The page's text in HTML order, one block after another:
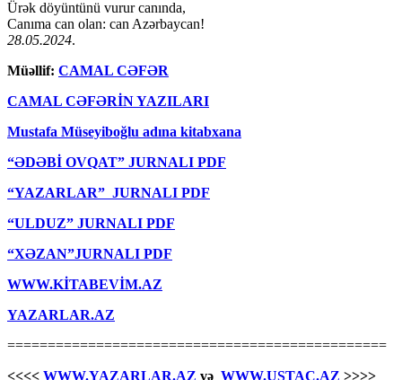
Ürək döyüntünü vurur canında,
Canıma can olan: can Azərbaycan!
28.05.2024.
Müəllif: CAMAL CƏFƏR
CAMAL CƏFƏRİN YAZILARI
Mustafa Müseyiboğlu adına kitabxana
“ƏDƏBİ OVQAT” JURNALI PDF
“YAZARLAR” JURNALI PDF
“ULDUZ” JURNALI PDF
“XƏZAN”JURNALI PDF
WWW.KİTABEVİM.AZ
YAZARLAR.AZ
===============================================
<<<< WWW.YAZARLAR.AZ və WWW.USTAC.AZ >>>>